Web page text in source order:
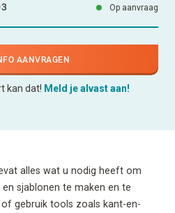
Op aanvraag
AANVRAGEN
kan dat! Meld je alvast aan!
alles wat u nodig heeft om
sjablonen te maken en te
gebruik tools zoals kant-en-